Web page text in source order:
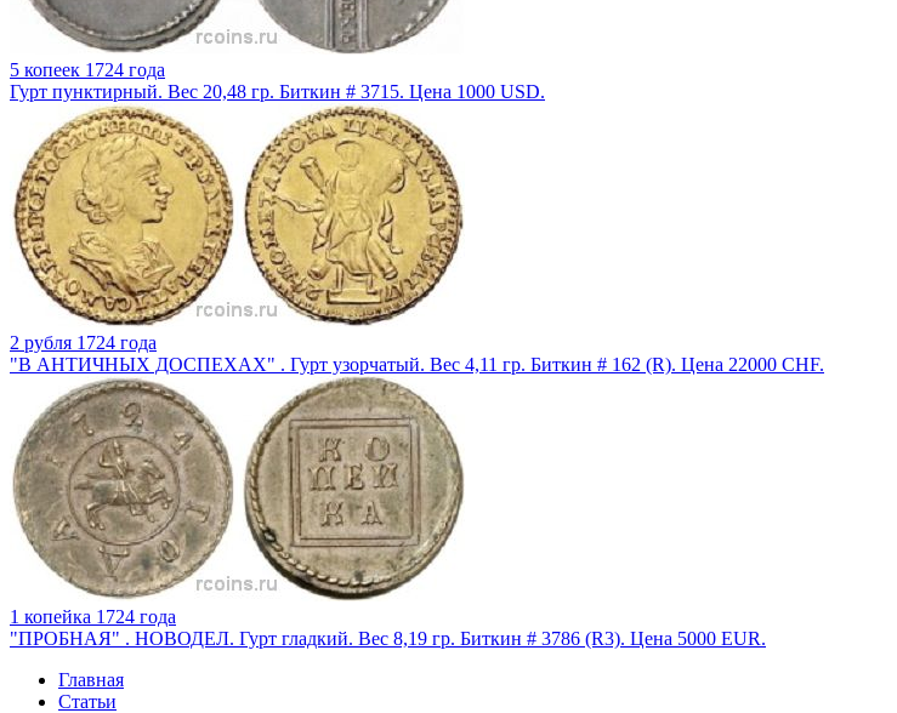
5 копеек 1724 года
Гурт пунктирный. Вес 20,48 гр. Биткин # 3715. Цена 1000 USD.
2 рубля 1724 года
"В АНТИЧНЫХ ДОСПЕХАХ" . Гурт узорчатый. Вес 4,11 гр. Биткин # 162 (R). Цена 22000 CHF.
1 копейка 1724 года
"ПРОБНАЯ" . НОВОДЕЛ. Гурт гладкий. Вес 8,19 гр. Биткин # 3786 (R3). Цена 5000 EUR.
Главная
Статьи